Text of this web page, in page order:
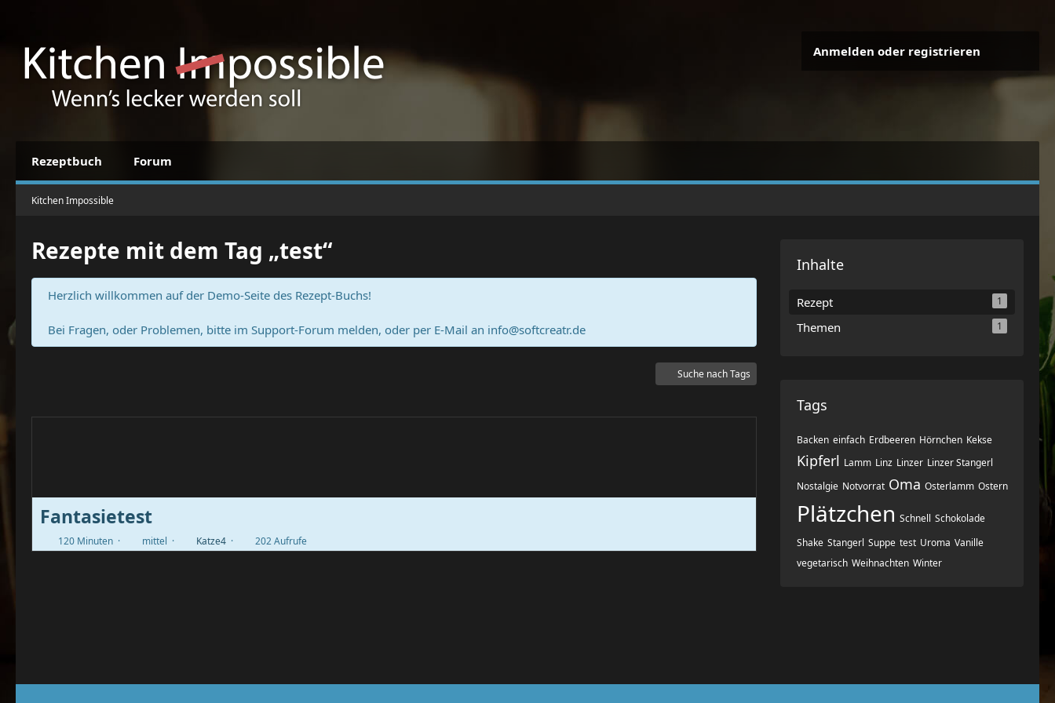
Anmelden oder registrieren
Rezeptbuch Forum
Kitchen Impossible
Rezepte mit dem Tag „test“
Herzlich willkommen auf der Demo-Seite des Rezept-Buchs!
Bei Fragen, oder Problemen, bitte im Support-Forum melden, oder per E-Mail an info@softcreatr.de
Suche nach Tags
Fantasietest
120 Minuten mittel Katze4 202 Aufrufe
Inhalte
Rezept 1
Themen 1
Tags
Backen einfach Erdbeeren Hörnchen Kekse
Kipferl Lamm Linz Linzer Linzer Stangerl
Nostalgie Notvorrat Oma Osterlamm Ostern
Plätzchen Schnell Schokolade
Shake Stangerl Suppe test Uroma Vanille
vegetarisch Weihnachten Winter